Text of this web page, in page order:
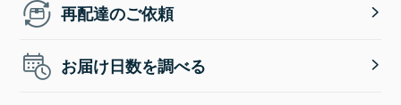
再配達のご依頼
お届け日数を調べる